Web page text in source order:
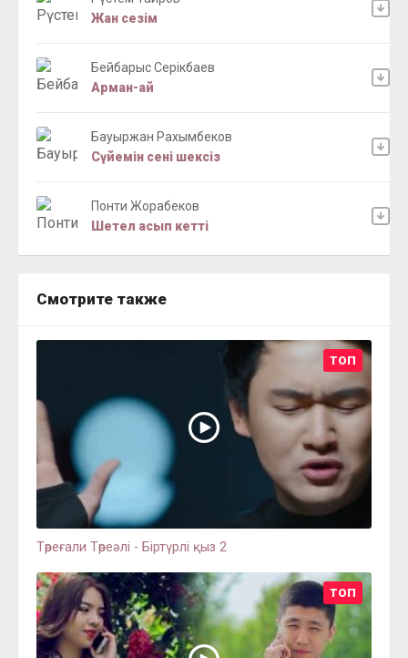
Жан сезім
Бейбарыс Серікбаев
Арман-ай
Бауыржан Рахымбеков
Сүйемін сені шексіз
Понти Жорабеков
Шетел асып кетті
Смотрите также
ТОП
Төреғали Төреәлі - Біртүрлі қыз 2
ТОП